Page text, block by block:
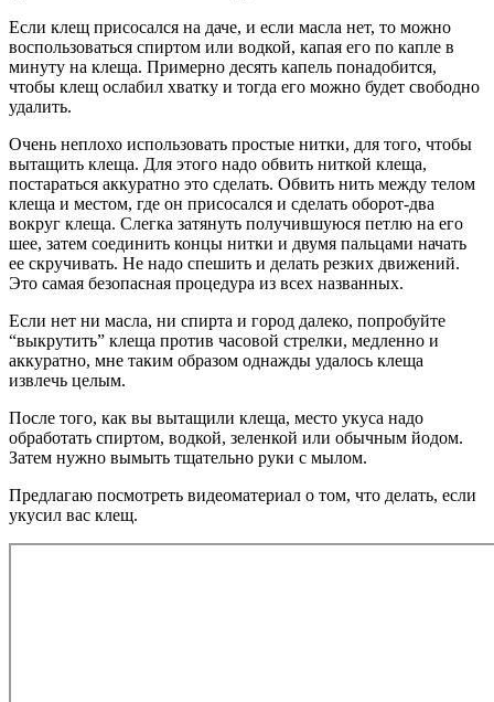
Если клещ присосался на даче, и если масла нет, то можно
воспользоваться спиртом или водкой, капая его по капле в
минуту на клеща. Примерно десять капель понадобится,
чтобы клещ ослабил хватку и тогда его можно будет свободно
удалить.
Очень неплохо использовать простые нитки, для того, чтобы
вытащить клеща. Для этого надо обвить ниткой клеща,
постараться аккуратно это сделать. Обвить нить между телом
клеща и местом, где он присосался и сделать оборот-два
вокруг клеща. Слегка затянуть получившуюся петлю на его
шее, затем соединить концы нитки и двумя пальцами начать
ее скручивать. Не надо спешить и делать резких движений.
Это самая безопасная процедура из всех названных.
Если нет ни масла, ни спирта и город далеко, попробуйте
“выкрутить” клеща против часовой стрелки, медленно и
аккуратно, мне таким образом однажды удалось клеща
извлечь целым.
После того, как вы вытащили клеща, место укуса надо
обработать спиртом, водкой, зеленкой или обычным йодом.
Затем нужно вымыть тщательно руки с мылом.
Предлагаю посмотреть видеоматериал о том, что делать, если
укусил вас клещ.